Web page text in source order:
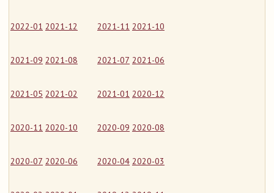
2022-01 2021-12 2021-11 2021-10
2021-09 2021-08 2021-07 2021-06
2021-05 2021-02 2021-01 2020-12
2020-11 2020-10 2020-09 2020-08
2020-07 2020-06 2020-04 2020-03